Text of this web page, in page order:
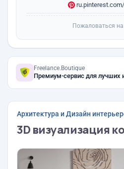
Пожаловаться
Freelance.Boutique
Премиум-сервис для лучших
Архитектура и Дизайн
3D визуализация